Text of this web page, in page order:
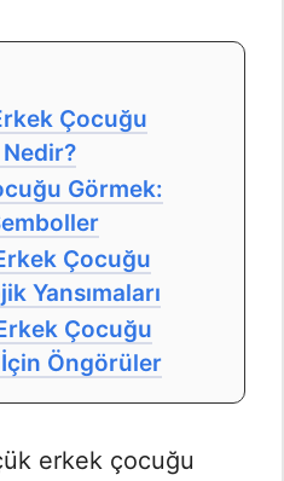
Çocuğu
Görmek:
Çocuğu
Yansımaları
Çocuğu
Öngörüler
erkek çocuğu